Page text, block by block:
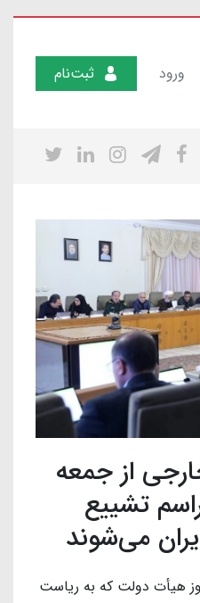
ورود ثبت‌نام
از جمعه
تشییع
می‌شوند
هیأت دولت که به ریاست